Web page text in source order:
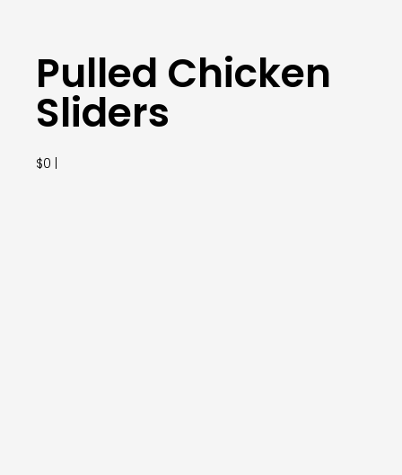
Pulled Chicken
Sliders
$0 |